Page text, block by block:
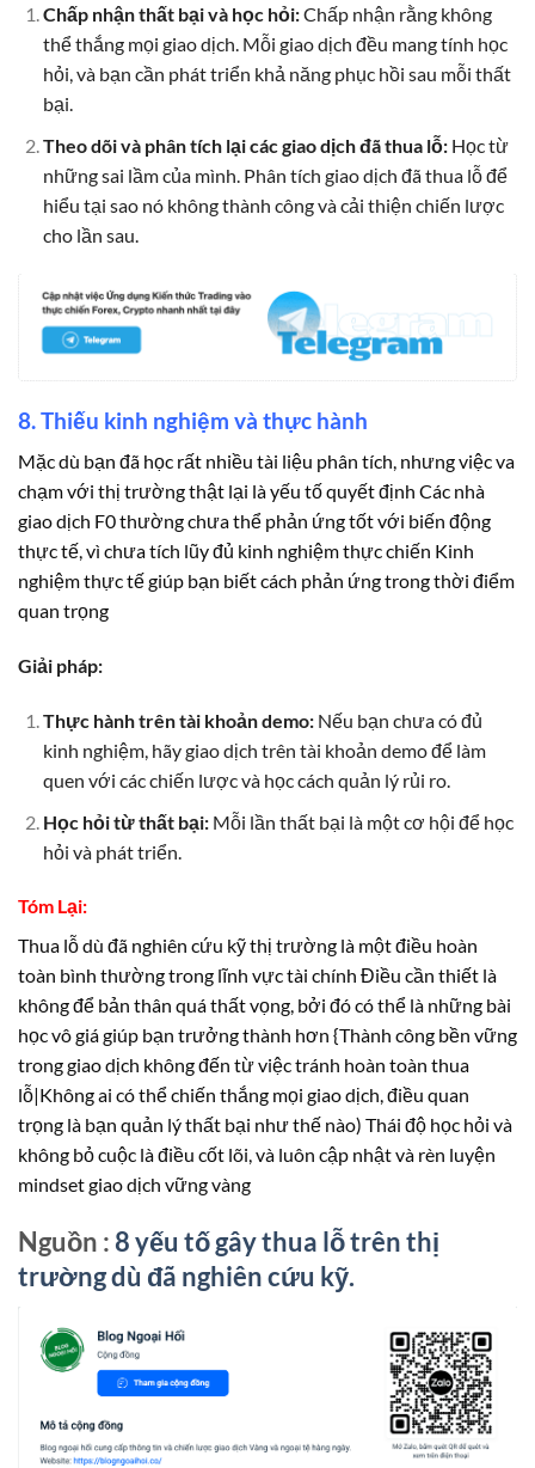
Chấp nhận thất bại và học hỏi:Chấp nhận rằng không
thể thắng mọi giao dịch. Mỗi giao dịch đều mang tính học
hỏi, và bạn cần phát triển khả năng phục hồi sau mỗi thất
bại.
Theo dõi và phân tích lại các giao dịch đã thua lỗ:Học từ
những sai lầm của mình. Phân tích giao dịch đã thua lỗ để
hiểu tại sao nó không thành công và cải thiện chiến lược
cho lần sau.
8. Thiếu kinh nghiệm và thực hành
Mặc dù bạn đã học rất nhiều tài liệu phân tích, nhưng việc va
chạm với thị trường thật lại là yếu tố quyết định Các nhà
giao dịch F0 thường chưa thể phản ứng tốt với biến động
thực tế, vì chưa tích lũy đủ kinh nghiệm thực chiến Kinh
nghiệm thực tế giúp bạn biết cách phản ứng trong thời điểm
quan trọng
Giải pháp:
Thực hành trên tài khoản demo:Nếu bạn chưa có đủ
kinh nghiệm, hãy giao dịch trên tài khoản demo để làm
quen với các chiến lược và học cách quản lý rủi ro.
Học hỏi từ thất bại:Mỗi lần thất bại là một cơ hội để học
hỏi và phát triển.
Tóm Lại:
Thua lỗ dù đã nghiên cứu kỹ thị trường là một điều hoàn
toàn bình thường trong lĩnh vực tài chính Điều cần thiết là
không để bản thân quá thất vọng, bởi đó có thể là những bài
học vô giá giúp bạn trưởng thành hơn {Thành công bền vững
trong giao dịch không đến từ việc tránh hoàn toàn thua
lỗ|Không ai có thể chiến thắng mọi giao dịch, điều quan
trọng là bạn quản lý thất bại như thế nào) Thái độ học hỏi và
không bỏ cuộc là điều cốt lõi, và luôn cập nhật và rèn luyện
mindset giao dịch vững vàng
Nguồn : 8 yếu tố gây thua lỗ trên thị
trường dù đã nghiên cứu kỹ.